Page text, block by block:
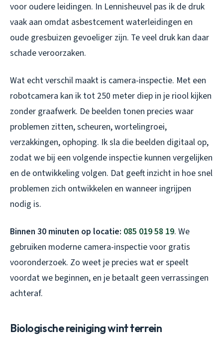
voor oudere leidingen. In Lennisheuvel pas ik de druk
vaak aan omdat asbestcement waterleidingen en
oude gresbuizen gevoeliger zijn. Te veel druk kan daar
schade veroorzaken.
Wat echt verschil maakt is camera-inspectie. Met een
robotcamera kan ik tot 250 meter diep in je riool kijken
zonder graafwerk. De beelden tonen precies waar
problemen zitten, scheuren, wortelingroei,
verzakkingen, ophoping. Ik sla die beelden digitaal op,
zodat we bij een volgende inspectie kunnen vergelijken
en de ontwikkeling volgen. Dat geeft inzicht in hoe snel
problemen zich ontwikkelen en wanneer ingrijpen
nodig is.
Binnen 30 minuten op locatie: 085 019 58 19. We
gebruiken moderne camera-inspectie voor gratis
vooronderzoek. Zo weet je precies wat er speelt
voordat we beginnen, en je betaalt geen verrassingen
achteraf.
Biologische reiniging wint terrein